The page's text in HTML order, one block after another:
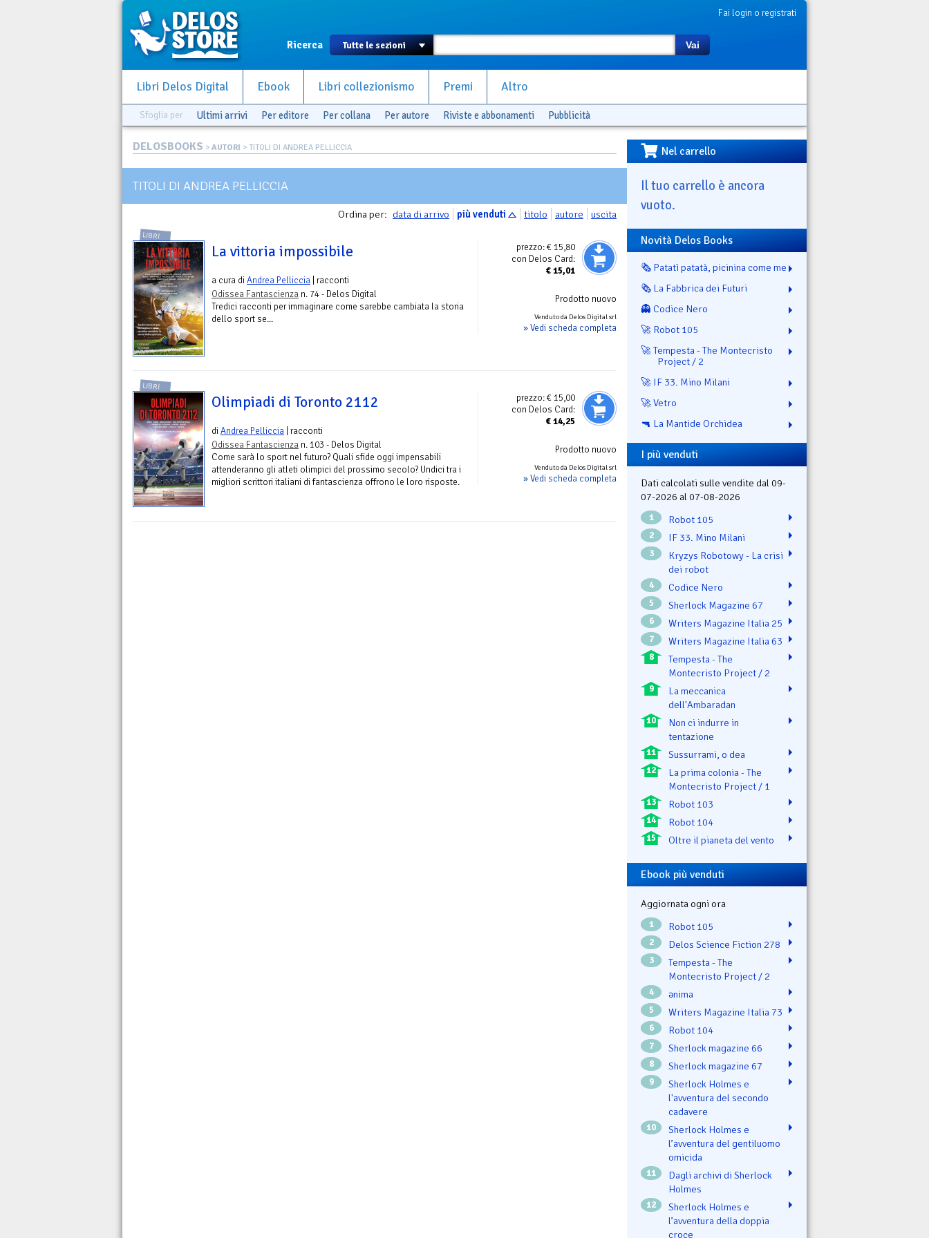
Fai login o registrati
Ricerca Vai
Libri Delos Digital Ebook Libri collezionismo Premi Altro
Sfoglia per Ultimi arrivi Per editore Per collana Per autore Riviste e abbonamenti Pubblicità
DELOSBOOKS > AUTORI > TITOLI DI ANDREA PELLICCIA
TITOLI DI ANDREA PELLICCIA
Ordina per: data di arrivo più venduti titolo autore uscita
prezzo:€ 15,80
con Delos Card:
€15,01
Prodotto nuovo
Venduto da Delos Digital srl
» Vedi scheda completa
LIBRI
La vittoria impossibile
a cura diAndrea Pelliccia | racconti
Odissea Fantascienza n. 74 - Delos Digital
Tredici racconti per immaginare come sarebbe cambiata la storia
dello sport se...
prezzo:€ 15,00
con Delos Card:
€14,25
Prodotto nuovo
Venduto da Delos Digital srl
» Vedi scheda completa
LIBRI
Olimpiadi di Toronto 2112
diAndrea Pelliccia | racconti
Odissea Fantascienza n. 103 - Delos Digital
Come sarà lo sport nel futuro? Quali sfide oggi impensabili
attenderanno gli atleti olimpici del prossimo secolo? Undici tra i
migliori scrittori italiani di fantascienza offrono le loro risposte.
Nel carrello
Il tuo carrello è ancora
vuoto.
Novità Delos Books
🗞️ Patatì patatà, picinina come me
🗞️ La Fabbrica dei Futuri
👻 Codice Nero
🚀 Robot 105
🚀 Tempesta - The Montecristo
Project / 2
🚀 IF 33. Mino Milani
🚀 Vetro
🔫 La Mantide Orchidea
I più venduti
Dati calcolati sulle vendite dal 09-
07-2026 al 07-08-2026
1 Robot 105
2 IF 33. Mino Milani
3
Kryzys Robotowy - La crisi
dei robot
4 Codice Nero
5 Sherlock Magazine 67
6 Writers Magazine Italia 25
7 Writers Magazine Italia 63
8
Tempesta - The
Montecristo Project / 2
9
La meccanica
dell'Ambaradan
10
Non ci indurre in
tentazione
11 Sussurrami, o dea
12
La prima colonia - The
Montecristo Project / 1
13 Robot 103
14 Robot 104
15 Oltre il pianeta del vento
Ebook più venduti
Aggiornata ogni ora
1 Robot 105
2 Delos Science Fiction 278
3
Tempesta - The
Montecristo Project / 2
4 ənima
5 Writers Magazine Italia 73
6 Robot 104
7 Sherlock magazine 66
8 Sherlock magazine 67
9
Sherlock Holmes e
l'avventura del secondo
cadavere
10
Sherlock Holmes e
l’avventura del gentiluomo
omicida
11
Dagli archivi di Sherlock
Holmes
12
Sherlock Holmes e
l’avventura della doppia
croce